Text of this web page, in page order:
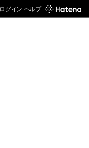
ログイン ヘルプ